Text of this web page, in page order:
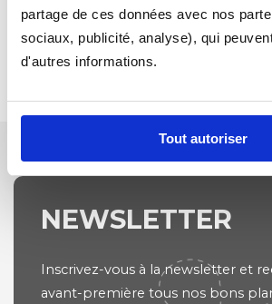
partage de ces données avec nos
sociaux, publicité, analyse), qui
d'autres informations.
Tout autoriser
NEWSLETTER
Inscrivez-vous à la newsletter et
avant-première tous nos bons